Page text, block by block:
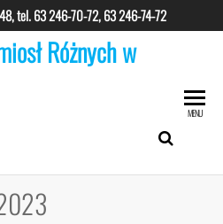
tel.63 246-70-72, 63 246-74-72
Różnych w
MENU